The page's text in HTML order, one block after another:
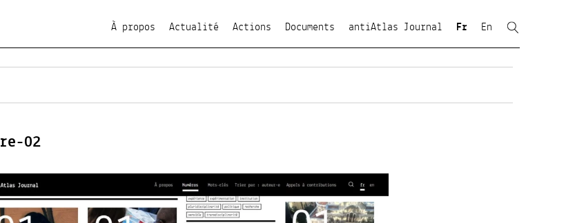
À propos Actualité Actions Documents antiAtlas Journal Fr En
02